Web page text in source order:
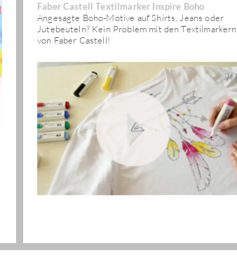
Faber Castell Textilmarker Inspire Boho
Angesagte Boho-Motive auf Shirts, Jeans oder
Jutebeuteln? Kein Problem mit den Textilmarkern
von Faber Castell!